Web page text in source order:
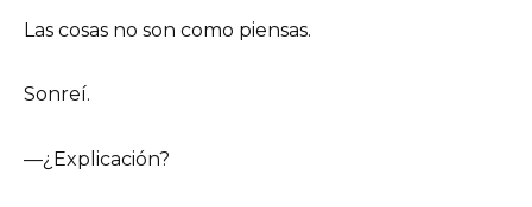
Las cosas no son como piensas.
Sonreí.
—¿Explicación?